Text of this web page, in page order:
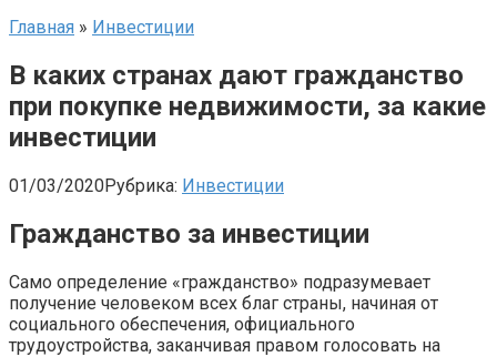
Главная » Инвестиции
В каких странах дают гражданство
при покупке недвижимости, за какие
инвестиции
01/03/2020Рубрика: Инвестиции
Гражданство за инвестиции
Само определение «гражданство» подразумевает
получение человеком всех благ страны, начиная от
социального обеспечения, официального
трудоустройства, заканчивая правом голосовать на